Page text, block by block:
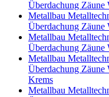
Überdachung Zäune
Metallbau
Überdachung
Metallbau
Überdachung Zäune
Metallbau
Überdachung
Krems
Metallbau